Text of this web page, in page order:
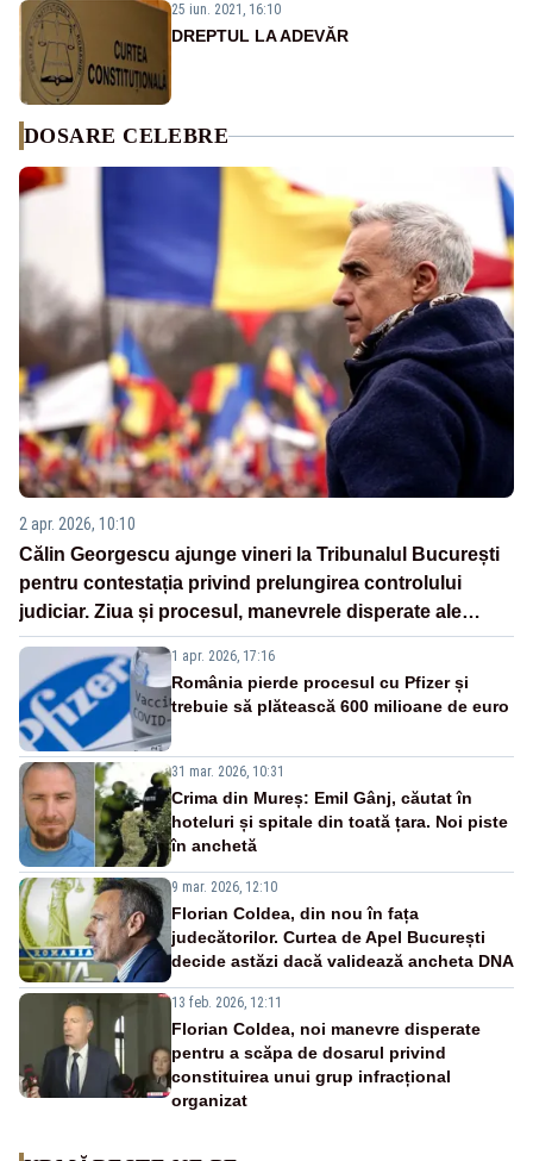
25 iun. 2021, 16:10
DREPTUL LA ADEVĂR
DOSARE CELEBRE
2 apr. 2026, 10:10
Călin Georgescu ajunge vineri la Tribunalul București
pentru contestația privind prelungirea controlului
judiciar. Ziua și procesul, manevrele disperate ale
Sistemului
1 apr. 2026, 17:16
România pierde procesul cu Pfizer și
trebuie să plătească 600 milioane de euro
31 mar. 2026, 10:31
Crima din Mureș: Emil Gânj, căutat în
hoteluri și spitale din toată țara. Noi piste
în anchetă
9 mar. 2026, 12:10
Florian Coldea, din nou în fața
judecătorilor. Curtea de Apel București
decide astăzi dacă validează ancheta DNA
13 feb. 2026, 12:11
Florian Coldea, noi manevre disperate
pentru a scăpa de dosarul privind
constituirea unui grup infracțional
organizat